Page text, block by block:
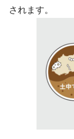
されます。